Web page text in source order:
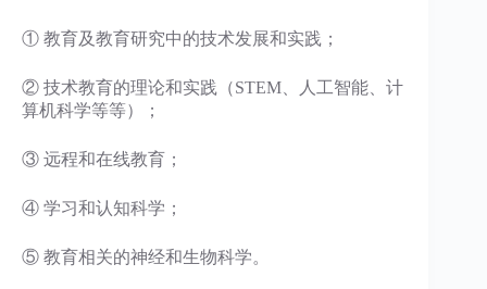
① 教育及教育研究中的技术发展和实践；
② 技术教育的理论和实践（STEM、人工智能、计
算机科学等等）；
③ 远程和在线教育；
④ 学习和认知科学；
⑤ 教育相关的神经和生物科学。